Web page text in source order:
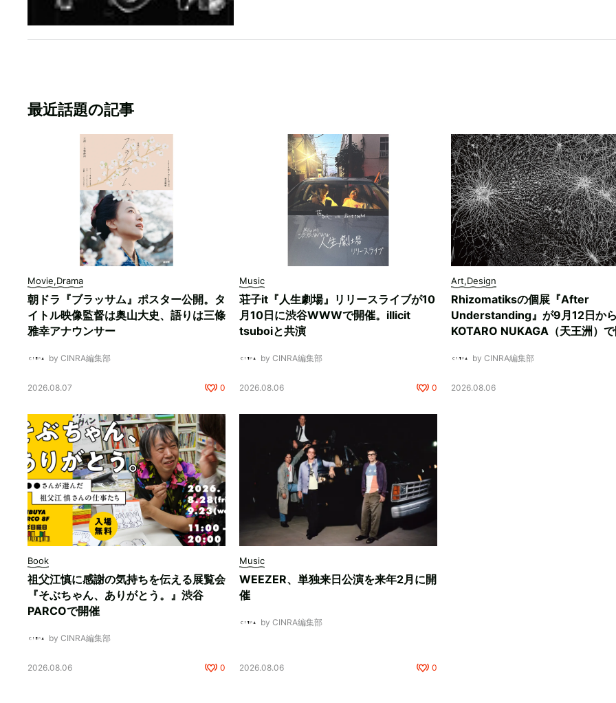
最近話題の記事
Movie,Drama
朝ドラ『ブラッサム』ポスター公開。タ
イトル映像監督は奥山大史、語りは三條
雅幸アナウンサー
by CINRA編集部
2026.08.07 0
Music
荘子it『人生劇場』リリースライブが10
月10日に渋谷WWWで開催。illicit
tsuboiと共演
by CINRA編集部
2026.08.06 0
Art,Design
Rhizomatiksの個展『After
Understanding』が9月12日か
KOTARO NUKAGA（天王洲）
by CINRA編集部
2026.08.06
Book
祖父江慎に感謝の気持ちを伝える展覧会
『そぶちゃん、ありがとう。』渋谷
PARCOで開催
by CINRA編集部
2026.08.06 0
Music
WEEZER、単独来日公演を来年2月に開
催
by CINRA編集部
2026.08.06 0